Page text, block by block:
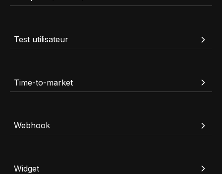
Test utilisateur
Time-to-market
Webhook
Widget